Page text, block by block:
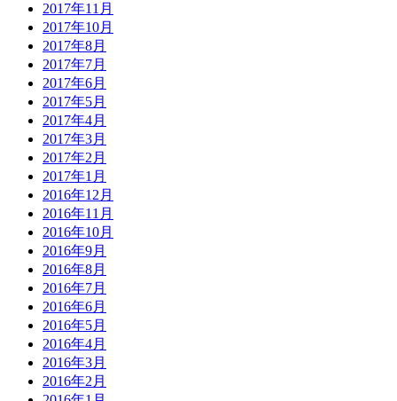
2017年11月
2017年10月
2017年8月
2017年7月
2017年6月
2017年5月
2017年4月
2017年3月
2017年2月
2017年1月
2016年12月
2016年11月
2016年10月
2016年9月
2016年8月
2016年7月
2016年6月
2016年5月
2016年4月
2016年3月
2016年2月